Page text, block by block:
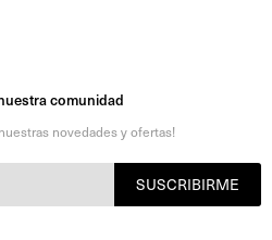
comunidad
novedades y ofertas!
SUSCRIBIRME